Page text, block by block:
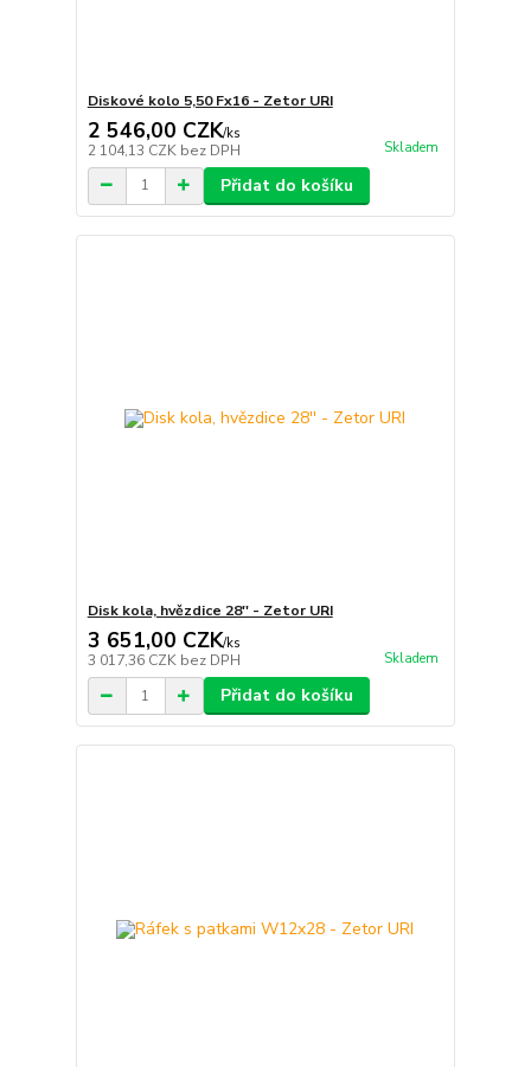
Diskové kolo 5,50 Fx16 - Zetor URI
2 546,00 CZK/ks
2 104,13 CZK bez DPH Skladem
Přidat do košíku
Disk kola, hvězdice 28'' - Zetor URI
3 651,00 CZK/ks
3 017,36 CZK bez DPH Skladem
Přidat do košíku